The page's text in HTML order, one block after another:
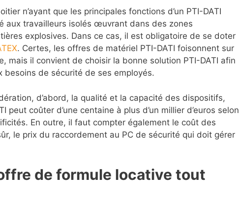
n’ayant que les principales fonctions d’un PTI-DATI
aux travailleurs isolés œuvrant dans des zones
explosives. Dans ce cas, il est obligatoire de se doter
. Certes, les offres de matériel PTI-DATI foisonnent sur
mais il convient de choisir la bonne solution PTI-DATI afin
de sécurité de ses employés.
d’abord, la qualité et la capacité des dispositifs,
peut coûter d’une centaine à plus d’un millier d’euros selon
En outre, il faut compter également le coût des
le prix du raccordement au PC de sécurité qui doit gérer
de formule locative tout